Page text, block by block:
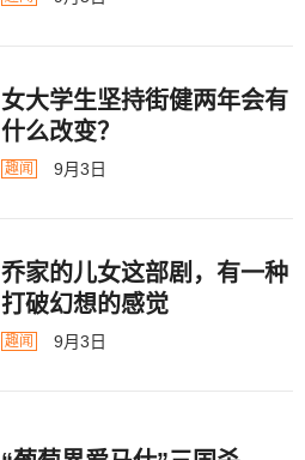
女大学生坚持街健两年会有
什么改变？
趣闻 9月3日
乔家的儿女这部剧，有一种
打破幻想的感觉
趣闻 9月3日